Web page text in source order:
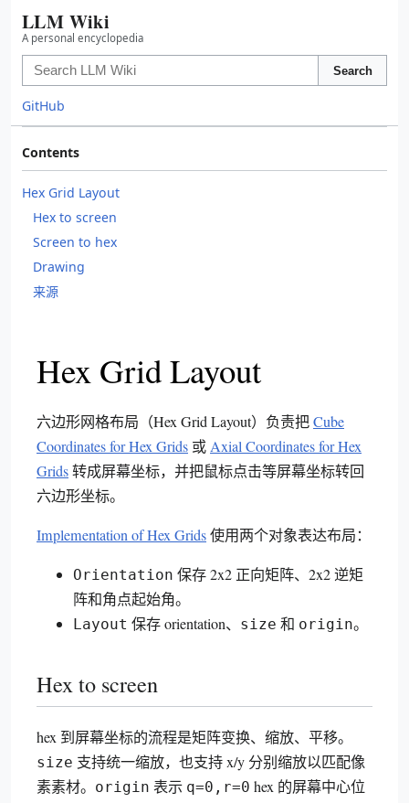
LLM Wiki
A personal encyclopedia
Search
GitHub
Contents
Hex Grid Layout
Hex to screen
Screen to hex
Drawing
来源
Hex Grid Layout
六边形网格布局（Hex Grid Layout）负责把Cube
Coordinates for Hex Grids 或Axial Coordinates for Hex
Grids转成屏幕坐标，并把鼠标点击等屏幕坐标转回
六边形坐标。
Implementation of Hex Grids使用两个对象表达布局：
Orientation 保存 2x2 正向矩阵、2x2 逆矩
阵和角点起始角。
Layout 保存 orientation、 size 和 origin。
Hex to screen
hex 到屏幕坐标的流程是矩阵变换、缩放、平移。
size 支持统一缩放，也支持 x/y 分别缩放以匹配像
素素材。 origin 表示 q=0,r=0 hex 的屏幕中心位